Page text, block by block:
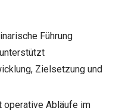
Führung
Zielsetzung und
operative Abläufe im